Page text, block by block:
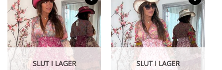
SLUT I LAGER SLUT I LAGER